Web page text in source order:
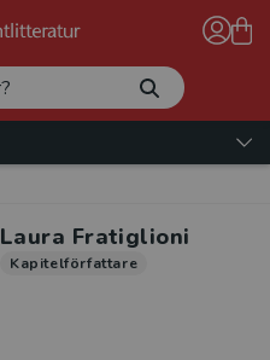
Laura Fratiglioni
Kapitelförfattare